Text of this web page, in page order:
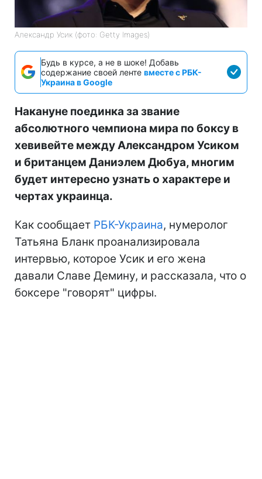
Александр Усик (фото: Getty Images)
Будь в курсе, а не в шоке! Добавь
содержание своей ленте вместе с РБК-
Украина в Google
Накануне поединка за звание
абсолютного чемпиона мира по боксу в
хевивейте между Александром Усиком
и британцем Даниэлем Дюбуа, многим
будет интересно узнать о характере и
чертах украинца.
Как сообщает РБК-Украина, нумеролог
Татьяна Бланк проанализировала
интервью, которое Усик и его жена
давали Славе Демину, и рассказала, что о
боксере "говорят" цифры.